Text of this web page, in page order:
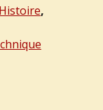
Histoire,